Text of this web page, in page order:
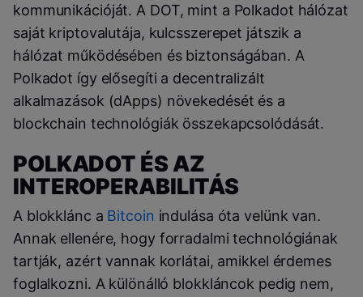
kommunikációját. A DOT, mint a Polkadot hálózat
saját kriptovalutája, kulcsszerepet játszik a
hálózat működésében és biztonságában. A
Polkadot így elősegíti a decentralizált
alkalmazások (dApps) növekedését és a
blockchain technológiák összekapcsolódását.
POLKADOT ÉS AZ
INTEROPERABILITÁS
A blokklánc a Bitcoin indulása óta velünk van.
Annak ellenére, hogy forradalmi technológiának
tartják, azért vannak korlátai, amikkel érdemes
foglalkozni. A különálló blokkláncok pedig nem,